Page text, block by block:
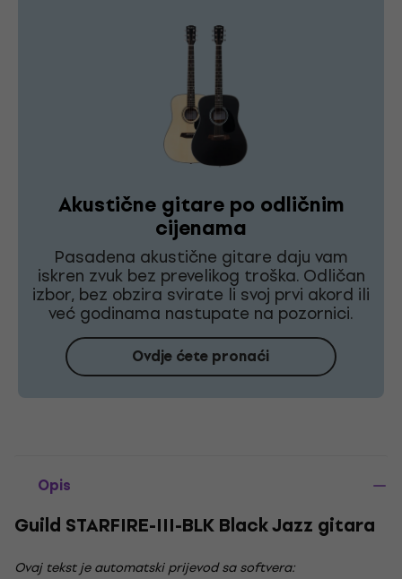
Akustične gitare po odličnim
cijenama
Pasadena akustične gitare daju vam
iskren zvuk bez prevelikog troška. Odličan
izbor, bez obzira svirate li svoj prvi akord ili
već godinama nastupate na pozornici.
Ovdje ćete pronaći
Opis
Guild STARFIRE-III-BLK Black Jazz gitara
Ovaj tekst je automatski prijevod sa softvera: